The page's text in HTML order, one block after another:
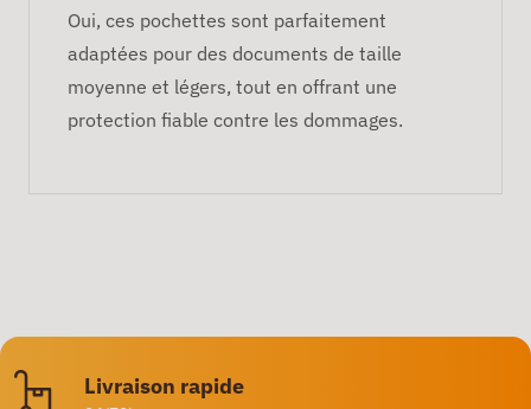
Oui, ces pochettes sont parfaitement
adaptées pour des documents de taille
moyenne et légers, tout en offrant une
protection fiable contre les dommages.
Livraison rapide